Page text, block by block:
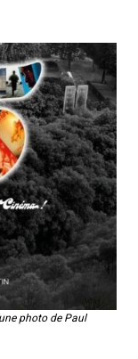
photo de Paul